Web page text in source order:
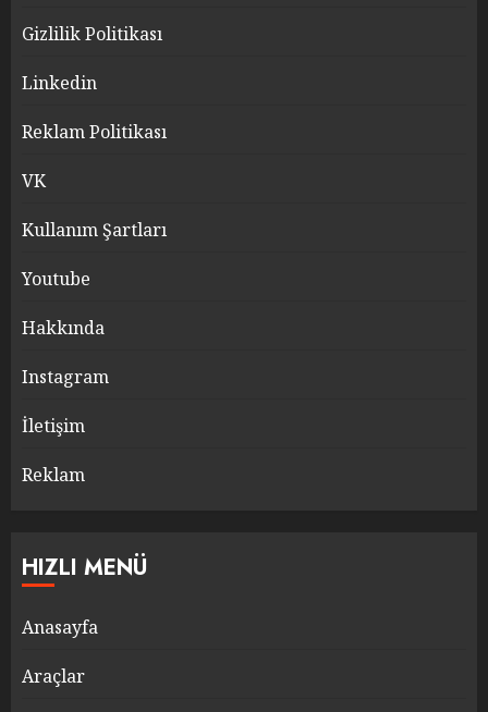
Gizlilik Politikası
Linkedin
Reklam Politikası
VK
Kullanım Şartları
Youtube
Hakkında
Instagram
İletişim
Reklam
HIZLI MENÜ
Anasayfa
Araçlar